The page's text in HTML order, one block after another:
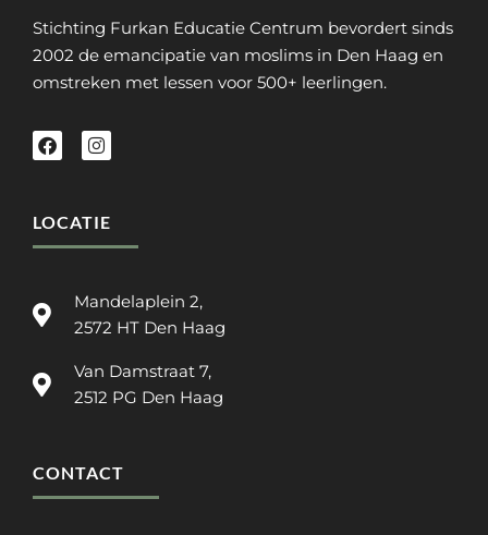
Stichting Furkan Educatie Centrum bevordert sinds
2002 de emancipatie van moslims in Den Haag en
omstreken met lessen voor 500+ leerlingen.
LOCATIE
Mandelaplein 2,
2572 HT Den Haag
Van Damstraat 7,
2512 PG Den Haag
CONTACT